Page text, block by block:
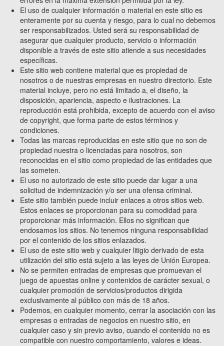
El uso de cualquier información o material en este sitio es
enteramente por su cuenta y riesgo, para lo cual no debemos
ser responsabilizados. Usted será su responsabilidad de
asegurar que cualquier producto, servicio o información
disponible a través de este sitio atiende a sus necesidades
específicas.
Este sitio web contiene material que es propiedad de
nosotros o de nuestras empresas en nuestro directorio. Este
material incluye, pero no está limitado a, el diseño, la
disposición, apariencia, aspecto e ilustraciones. La
reproducción está prohibida, excepto de acuerdo con el aviso
de copyright, que forma parte de estos términos y
condiciones.
Todas las marcas reproducidas en este sitio que no son de
propiedad nuestra o licenciadas para nosotros, son
reconocidas en el sitio como propiedad de las entidades que
las someten.
El uso no autorizado de este sitio puede dar lugar a una
solicitud de indemnización y/o ser una ofensa criminal.
Este sitio también puede incluir enlaces a otros sitios web.
Estos enlaces se proporcionan para su comodidad para
proporcionar más información. Ellos no significan que
endosamos los sitios. No tenemos ninguna responsabilidad
por el contenido de los sitios enlazados.
El uso de este sitio web y cualquier litigio derivado de esta
utilización del sitio está sujeto a las leyes de Unión Europea.
No se permiten entradas de empresas que promuevan el
juego de apuestas online y contenidos de carácter sexual, o
cualquier promoción de servicios/productos dirigida
exclusivamente al público con más de 18 años.
Podemos, en cualquier momento, cerrar la asociación con las
empresas o entradas de negocios en nuestro sitio, en
cualquier caso y sin previo aviso, cuando el contenido no es
compatible con nuestro comportamiento, valores e ideas.